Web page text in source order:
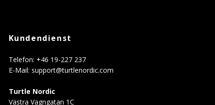
Kundendienst
Telefon: +46 19-227 237
E-Mail: support@turtlenordic.com
Turtle Nordic
Västra Vagngatan 1C